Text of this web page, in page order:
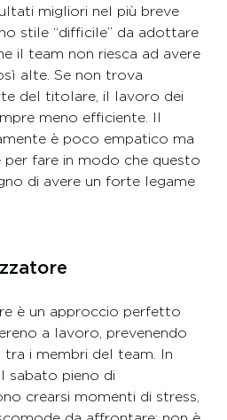
migliori nel più breve
stile “difficile” da adottare
il team non riesca ad avere
alte. Se non trova
del titolare, il lavoro dei
meno efficiente. Il
è poco empatico ma
fare in modo che questo
di avere un forte legame
è un approccio perfetto
a lavoro, prevenendo
i membri del team. In
sabato pieno di
crearsi momenti di stress,